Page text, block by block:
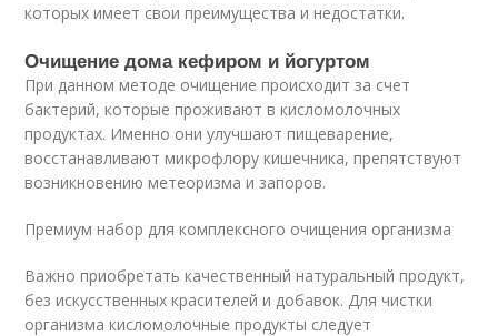
которых имеет свои преимущества и недостатки.
Очищение дома кефиром и йогуртом
При данном методе очищение происходит за счет
бактерий, которые проживают в кисломолочных
продуктах. Именно они улучшают пищеварение,
восстанавливают микрофлору кишечника, препятствуют
возникновению метеоризма и запоров.
Премиум набор для комплексного очищения организма
Важно приобретать качественный натуральный продукт,
без искусственных красителей и добавок. Для чистки
организма кисломолочные продукты следует